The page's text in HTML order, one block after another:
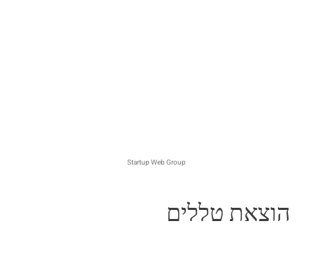
Startup Web Group
הוצאת טללים